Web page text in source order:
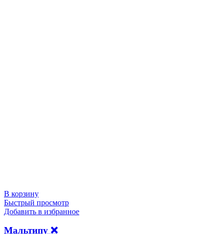
В корзину
Быстрый просмотр
Добавить в избранное
Мальтипу ❌